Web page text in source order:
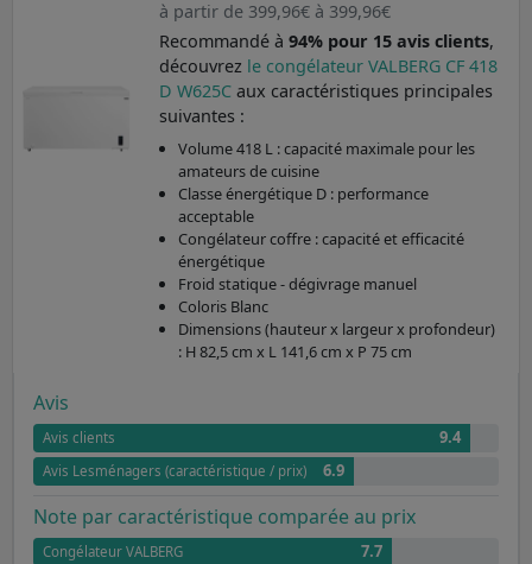
à partir de 399,96€ à 399,96€
Recommandé à 94% pour 15 avis clients,
découvrez le congélateur VALBERG CF 418
D W625C aux caractéristiques principales
suivantes :
Volume 418 L : capacité maximale pour les
amateurs de cuisine
Classe énergétique D : performance
acceptable
Congélateur coffre : capacité et efficacité
énergétique
Froid statique - dégivrage manuel
Coloris Blanc
Dimensions (hauteur x largeur x profondeur)
: H 82,5 cm x L 141,6 cm x P 75 cm
Avis
Avis clients 9.4
Avis Lesménagers (caractéristique / prix) 6.9
Note par caractéristique comparée au prix
Congélateur VALBERG 7.7